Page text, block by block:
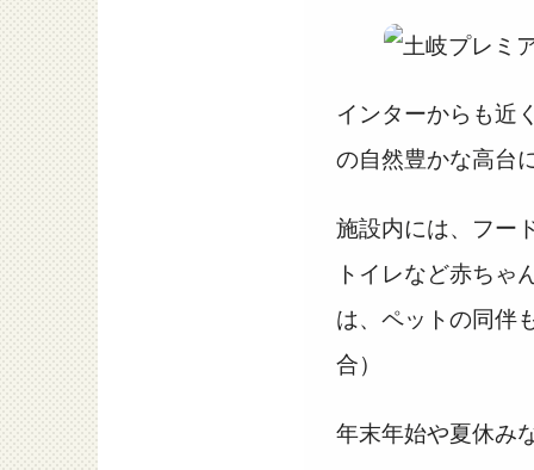
インターからも近
の自然豊かな高台
施設内には、フー
トイレなど赤ちゃ
は、ペットの同伴
合）
年末年始や夏休み